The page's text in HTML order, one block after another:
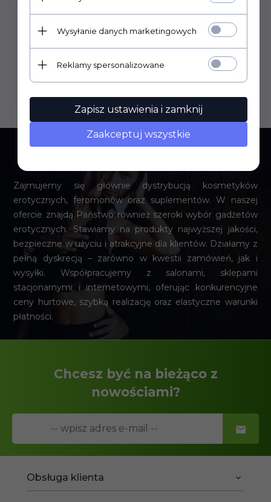
dzień
techniczne
Zajmujemy się głównie dystrybucją kosmetyków
erotycznych, feromonów oraz suplementów. W naszej
ofercie znajdą Państwo również szeroki wybór gadżetów
erotycznych. Stawiamy na produkty najwyższej jakości,
bezpieczne w użyciu i atrakcyjne dla klientów. Działamy z
pełną dyskrecją – zarówno w kwestii zamówień, jak i
wysyłki. Współpracujemy z salonami, sklepami
stacjonarnymi i internetowymi, oferując konkurencyjne
ceny hurtowe, szybką realizację oraz elastyczne warunki
płatności.
Chcesz być na bieżąco z
nowościami?
Obsługa klienta
Wysyłanie danych marketingowych
Reklamy spersonalizowane
Zapisz ustawienia i zamknij
Zaakceptuj wszystkie